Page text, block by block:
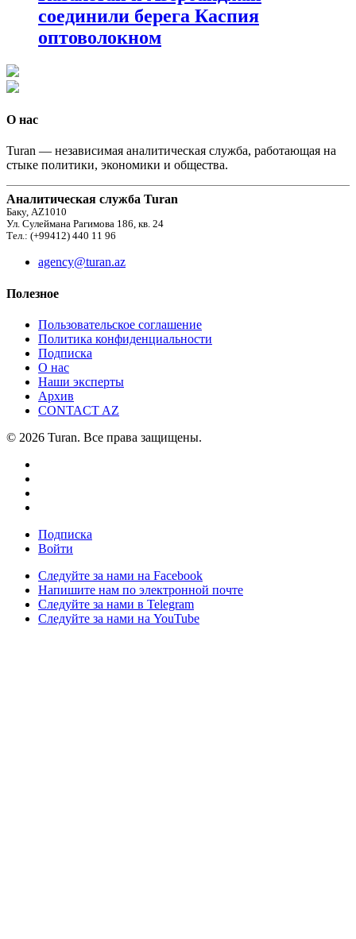
соединили берега Каспия
оптоволокном
О нас
Turan — независимая аналитическая служба, работающая на
стыке политики, экономики и общества.
Аналитическая служба Turan
Баку, AZ1010
Ул. Сулеймана Рагимова 186, кв. 24
Тел.: (+99412) 440 11 96
agency@turan.az
Полезное
Пользовательское соглашение
Политика конфиденциальности
Подписка
О нас
Наши эксперты
Архив
CONTACT AZ
© 2026 Turan. Все права защищены.
Подписка
Войти
Следуйте за нами на Facebook
Напишите нам по электронной почте
Следуйте за нами в Telegram
Следуйте за нами на YouTube